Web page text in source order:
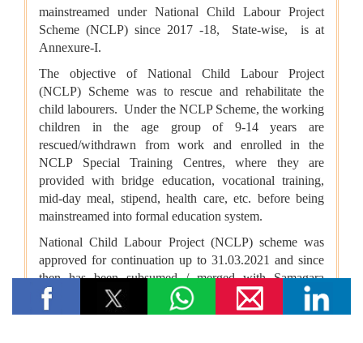
लद्दाख में ऊंचाई पर औषधीय पौधे
आयुर्वेद पर्यटन के लिए केरल एक वैश्विक केंद्र के रूप में
आयुष औषधियों का मानकीकरण
महिलाओं के लिए आयुष स्वास्थ्य सेवाओं की प्रगति
जनजातीय क्षेत्रों में आयुष स्वास्थ्य सेवाएं
सोवा-रिग्पा को वैश्विक स्तर पर मान्यता प्राप्त साक्ष्य-आधारित स्वास्थ्य सेवा
प्रणाली के रूप में उभरना चाहिए: केंद्रीय मंत्री श्री प्रतापराव जाधव
कृषि एवं किसान कल्‍याण मंत्रालय
विषय: मानव-जनित भूमि क्षरण के कारण कृषि उपज में हानि
विषय- एग्रीस्टैक और डिजिटल कृषि मिशन का कार्यान्वयन
विषय- किसान उत्पादक संगठनों (एफपीओ) का गठन
विषय: राष्ट्रीय खाद्य तेल मिशन तिलहन (एनएमईओ-तिलहन) का क्रियान्वयन